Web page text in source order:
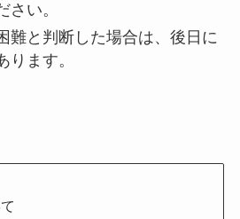
さい。
難と判断した場合は、後日に
ります。